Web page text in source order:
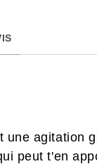
une agitation
peut t'en